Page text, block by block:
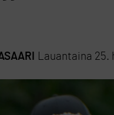
Lauantaina 25.